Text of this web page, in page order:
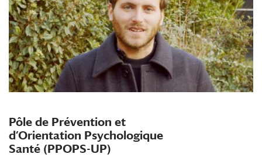
Pôle de Prévention et
d’Orientation Psychologique
Santé (PPOPS-UP)